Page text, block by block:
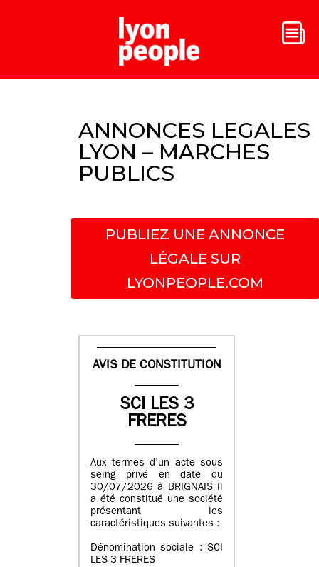
ANNONCES LEGALES
LYON – MARCHES
PUBLICS
PUBLIEZ UNE ANNONCE
LÉGALE SUR
LYONPEOPLE.COM
AVIS DE CONSTITUTION
SCI LES 3
FRERES
Aux termes d’un acte sous
seing privé en date du
30/07/2026 à BRIGNAIS il
a été constitué une société
présentant les
caractéristiques suivantes :
Dénomination sociale : SCI
LES 3 FRERES